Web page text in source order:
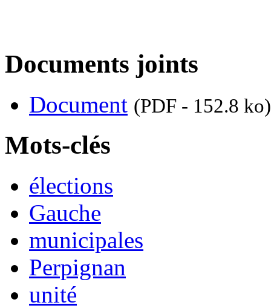
Documents joints
Document (PDF - 152.8 ko)
Mots-clés
élections
Gauche
municipales
Perpignan
unité